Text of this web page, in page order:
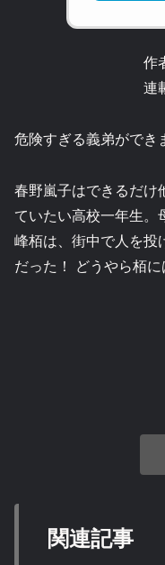
作
連
危険すぎる義弟ができ
春野嵐子はできるだけ
ていたい高校一年生。
峰栢は、街中で人を投
だった！ どうやら栢
関連記事